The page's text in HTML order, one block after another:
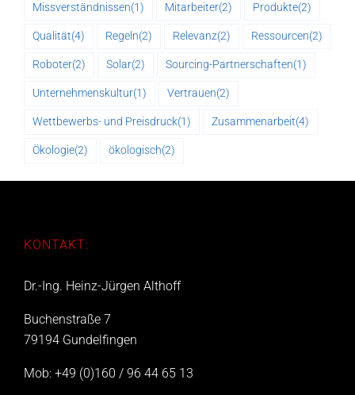
Missverständnissen(1) Mitarbeiter(2) Produkte(2)
Qualität(4) Regeln(2) Relevanz(2) Ressourcen(2)
Roboter(2) Solar(2) Sourcing-Partnerschaften(1)
Unternehmenskultur(1) Vertrauen(2)
Wettbewerbs- und Preisdruck(1) Zusammenarbeit(4)
Ökologie(2) ökologisch(2)
KONTAKT:
Dr.-Ing. Heinz-Jürgen Althoff
Buchenstraße 7
79194 Gundelfingen
Mob: +49 (0)160 / 96 44 65 13